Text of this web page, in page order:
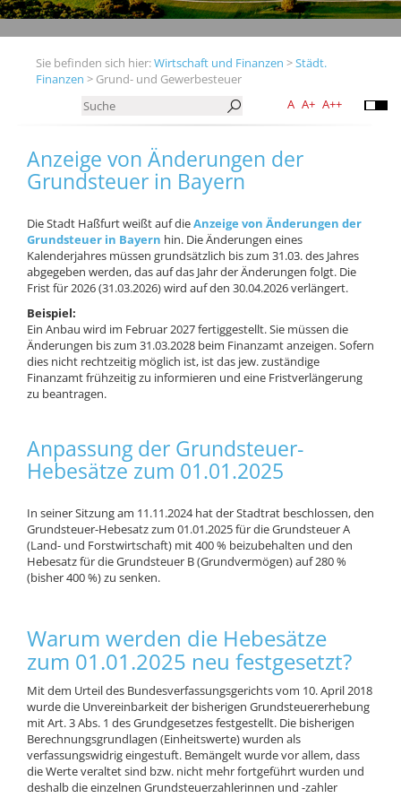
Sie befinden sich hier:Wirtschaft und Finanzen >Städt.
Finanzen > Grund- und Gewerbesteuer
A A+ A++
Anzeige von Änderungen der
Grundsteuer in Bayern
Die Stadt Haßfurt weißt auf dieAnzeige von Änderungen der
Grundsteuer in Bayern hin. Die Änderungen eines
Kalenderjahres müssen grundsätzlich bis zum 31.03. des Jahres
abgegeben werden, das auf das Jahr der Änderungen folgt. Die
Frist für 2026 (31.03.2026) wird auf den 30.04.2026 verlängert.
Beispiel:
Ein Anbau wird im Februar 2027 fertiggestellt. Sie müssen die
Änderungen bis zum 31.03.2028 beim Finanzamt anzeigen. Sofern
dies nicht rechtzeitig möglich ist, ist das jew. zuständige
Finanzamt frühzeitig zu informieren und eine Fristverlängerung
zu beantragen.
Anpassung der Grundsteuer-
Hebesätze zum 01.01.2025
In seiner Sitzung am 11.11.2024 hat der Stadtrat beschlossen, den
Grundsteuer-Hebesatz zum 01.01.2025 für die Grundsteuer A
(Land- und Forstwirtschaft) mit 400 % beizubehalten und den
Hebesatz für die Grundsteuer B (Grundvermögen) auf 280 %
(bisher 400 %) zu senken.
Warum werden die Hebesätze
zum 01.01.2025 neu festgesetzt?
Mit dem Urteil des Bundesverfassungsgerichts vom 10. April 2018
wurde die Unvereinbarkeit der bisherigen Grundsteuererhebung
mit Art. 3 Abs. 1 des Grundgesetzes festgestellt. Die bisherigen
Berechnungsgrundlagen (Einheitswerte) wurden als
verfassungswidrig eingestuft. Bemängelt wurde vor allem, dass
die Werte veraltet sind bzw. nicht mehr fortgeführt wurden und
deshalb die einzelnen Grundsteuerzahlerinnen und -zahler